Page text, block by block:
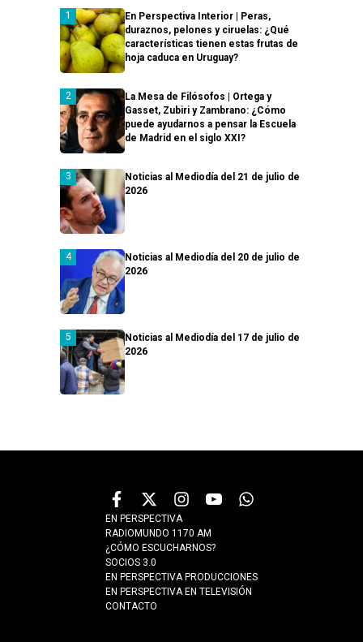
En Perspectiva Interior | Peras,
duraznos, pelones y ciruelas: ¿Qué
características tienen estas frutas de
hoja caduca en Uruguay?
La Mesa de Filósofos | Ortega y
Gasset, Zubiri y Zambrano: ¿Cómo
puede ayudarnos a pensar la Escuela
de Madrid en el siglo XXI?
Noticias al Mediodía del 21 de julio de
2026
Noticias al Mediodía del 20 de julio de
2026
Noticias al Mediodía del 17 de julio de
2026
EN PERSPECTIVA
RADIOMUNDO 1170 AM
¿CÓMO ESCUCHARNOS?
SOCIOS 3.0
EN PERSPECTIVA PRODUCCIONES
EN PERSPECTIVA EN TELEVISIÓN
CONTACTO